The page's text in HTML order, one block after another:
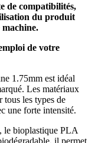
de compatibilités,
du produit
machine.
de votre
1.75mm est idéal
Les matériaux
tous les types de
une forte intensité.
le bioplastique PLA
il permet